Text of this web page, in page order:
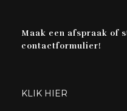
Maak een afspraak of
contactformulier!
KLIK HIER